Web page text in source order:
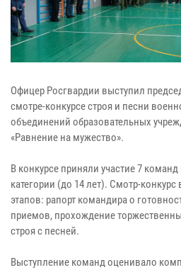
Офицер Росгвардии выступил
смотре-конкурсе строя и песни
объединений образовательных
«Равнение на мужество».
В конкурсе приняли участие 7
категории (до 14 лет). Смотр-
этапов: рапорт командира о
приемов, прохождение
строя с песней.
Выступление команд оценивало